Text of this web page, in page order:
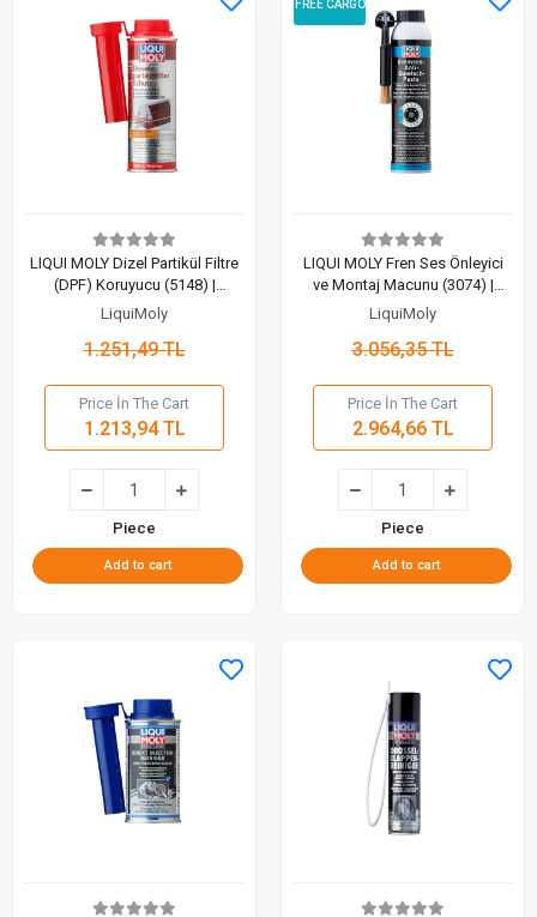
LIQUI MOLY Dizel Partikül Filtre
(DPF) Koruyucu (5148) |
Tıkanmalara Karşı Akıllı Çözüm
(250 Ml)
LiquiMoly
1.251,49 TL
Price İn The Cart
1.213,94 TL
Piece
Add to cart
FREE CARGO
LIQUI MOLY Fren Ses Önleyici
ve Montaj Macunu (3074) |
Sessiz ve Güvenli Frenler (200
LiquiMoly
3.056,35 TL
Price İn The Cart
2.964,66 TL
Piece
Add to cart